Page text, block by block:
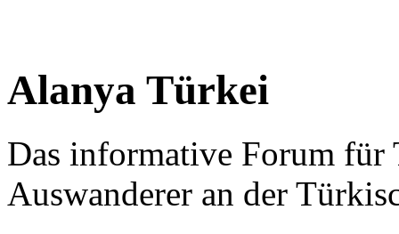
Alanya Türkei
Das informative Forum für
Auswanderer an der